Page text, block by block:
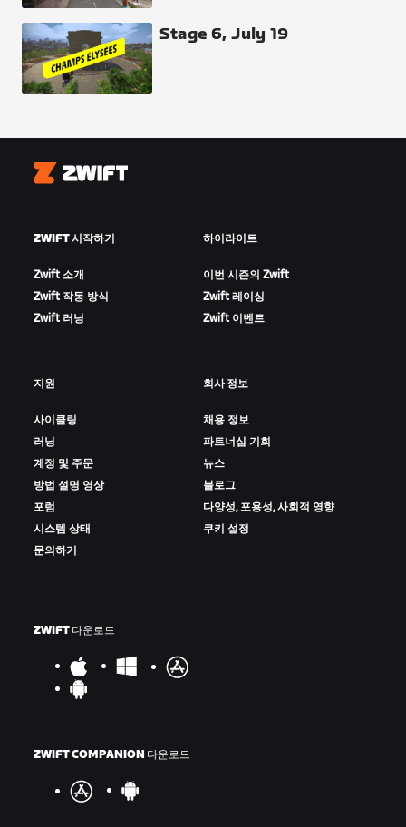
Stage 6, July 19
Zwift
ZWIFT 시작하기
Zwift 소개
Zwift 작동 방식
Zwift 러닝
하이라이트
이번 시즌의 Zwift
Zwift 레이싱
Zwift 이벤트
지원
사이클링
러닝
계정 및 주문
방법 설명 영상
포럼
시스템 상태
문의하기
회사 정보
채용 정보
파트너십 기회
뉴스
블로그
다양성, 포용성, 사회적 영향
쿠키 설정
ZWIFT 다운로드
ZWIFT COMPANION 다운로드